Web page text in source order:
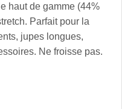
haut de gamme (44%
Parfait pour la
jupes longues,
Ne froisse pas.